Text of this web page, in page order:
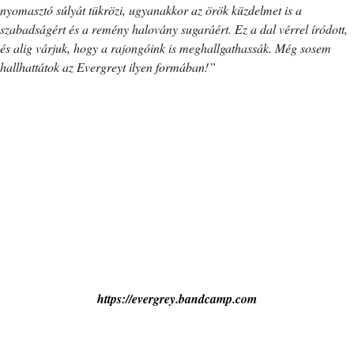
nyomasztó súlyát tükrözi, ugyanakkor az örök küzdelmet is a
szabadságért és a remény halovány sugaráért. Ez a dal vérrel íródott,
és alig várjuk, hogy a rajongóink is meghallgathassák. Még sosem
hallhattátok az Evergreyt ilyen formában!”
https://evergrey.bandcamp.com